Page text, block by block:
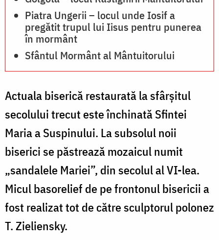
Piatra Ungerii – locul unde Iosif a
pregătit trupul lui Iisus pentru punerea
în mormânt
Sfântul Mormânt al Mântuitorului
Actuala biserică restaurată la sfârşitul
secolului trecut este închinată Sfintei
Maria a Suspinului. La subsolul noii
biserici se păstrează mozaicul numit
„sandalele Mariei”, din secolul al VI-lea.
Micul basorelief de pe frontonul bisericii a
fost realizat tot de către sculptorul polonez
T. Zieliensky.